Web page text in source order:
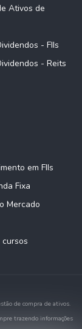
Ativos de
- FIIs
- Reits
em FIIs
Fixa
Mercado
de compra de ativos.
trazendo informações